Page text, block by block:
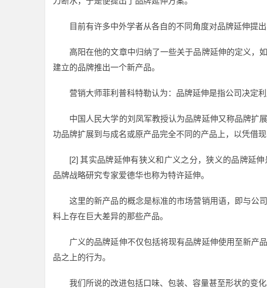
目前有许多中外学者从各自的不同角度对品牌延伸提出
高阳在他的文章中归纳了一些关于品牌延伸的定义，
建立的品牌推出一个新产品。
营销大师菲利普科特勒认为：品牌延伸是指公司决定
中国人民大学的刘凤军教授认为品牌延伸又称品牌扩
功品牌扩展到与成名或原产品完全不同的产品上，以凭借
[2] 其实品牌延伸有狭义和广义之分，狭义的品牌延
品牌战略研究专家爱德华也称为特许延伸。
这里的新产品的概念是标准的市场营销用语，即与公
料上存在巨大差异的那些产品。
广义的品牌延伸不仅包括将现有品牌延伸使用至新产
品之上的行为。
我们所说的改进包括口味、包装、容量甚至形状的变化